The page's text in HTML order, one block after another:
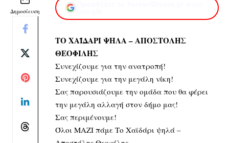
Δημοσίευση
ΤΟ ΧΑΪΔΑΡΙ ΨΗΛΑ – ΑΠΟΣΤΟΛΗΣ
ΘΕΟΦΙΛΗΣ
Συνεχίζουμε για την ανατροπή!
Συνεχίζουμε για την μεγάλη νίκη!
Σας παρουσιάζουμε την ομάδα που θα φέρει
την μεγάλη αλλαγή στον δήμο μας!
Σας περιμένουμε!
Όλοι ΜΑΖΙ πάμε Το Χαϊδάρι ψηλά –